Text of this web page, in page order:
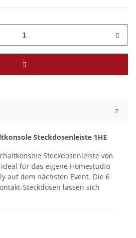
Steckdosenleiste 1HE
Steckdosenleiste von
für das eigene Homestudio
auf dem nächsten Event. Die 6
Steckdosen lassen sich